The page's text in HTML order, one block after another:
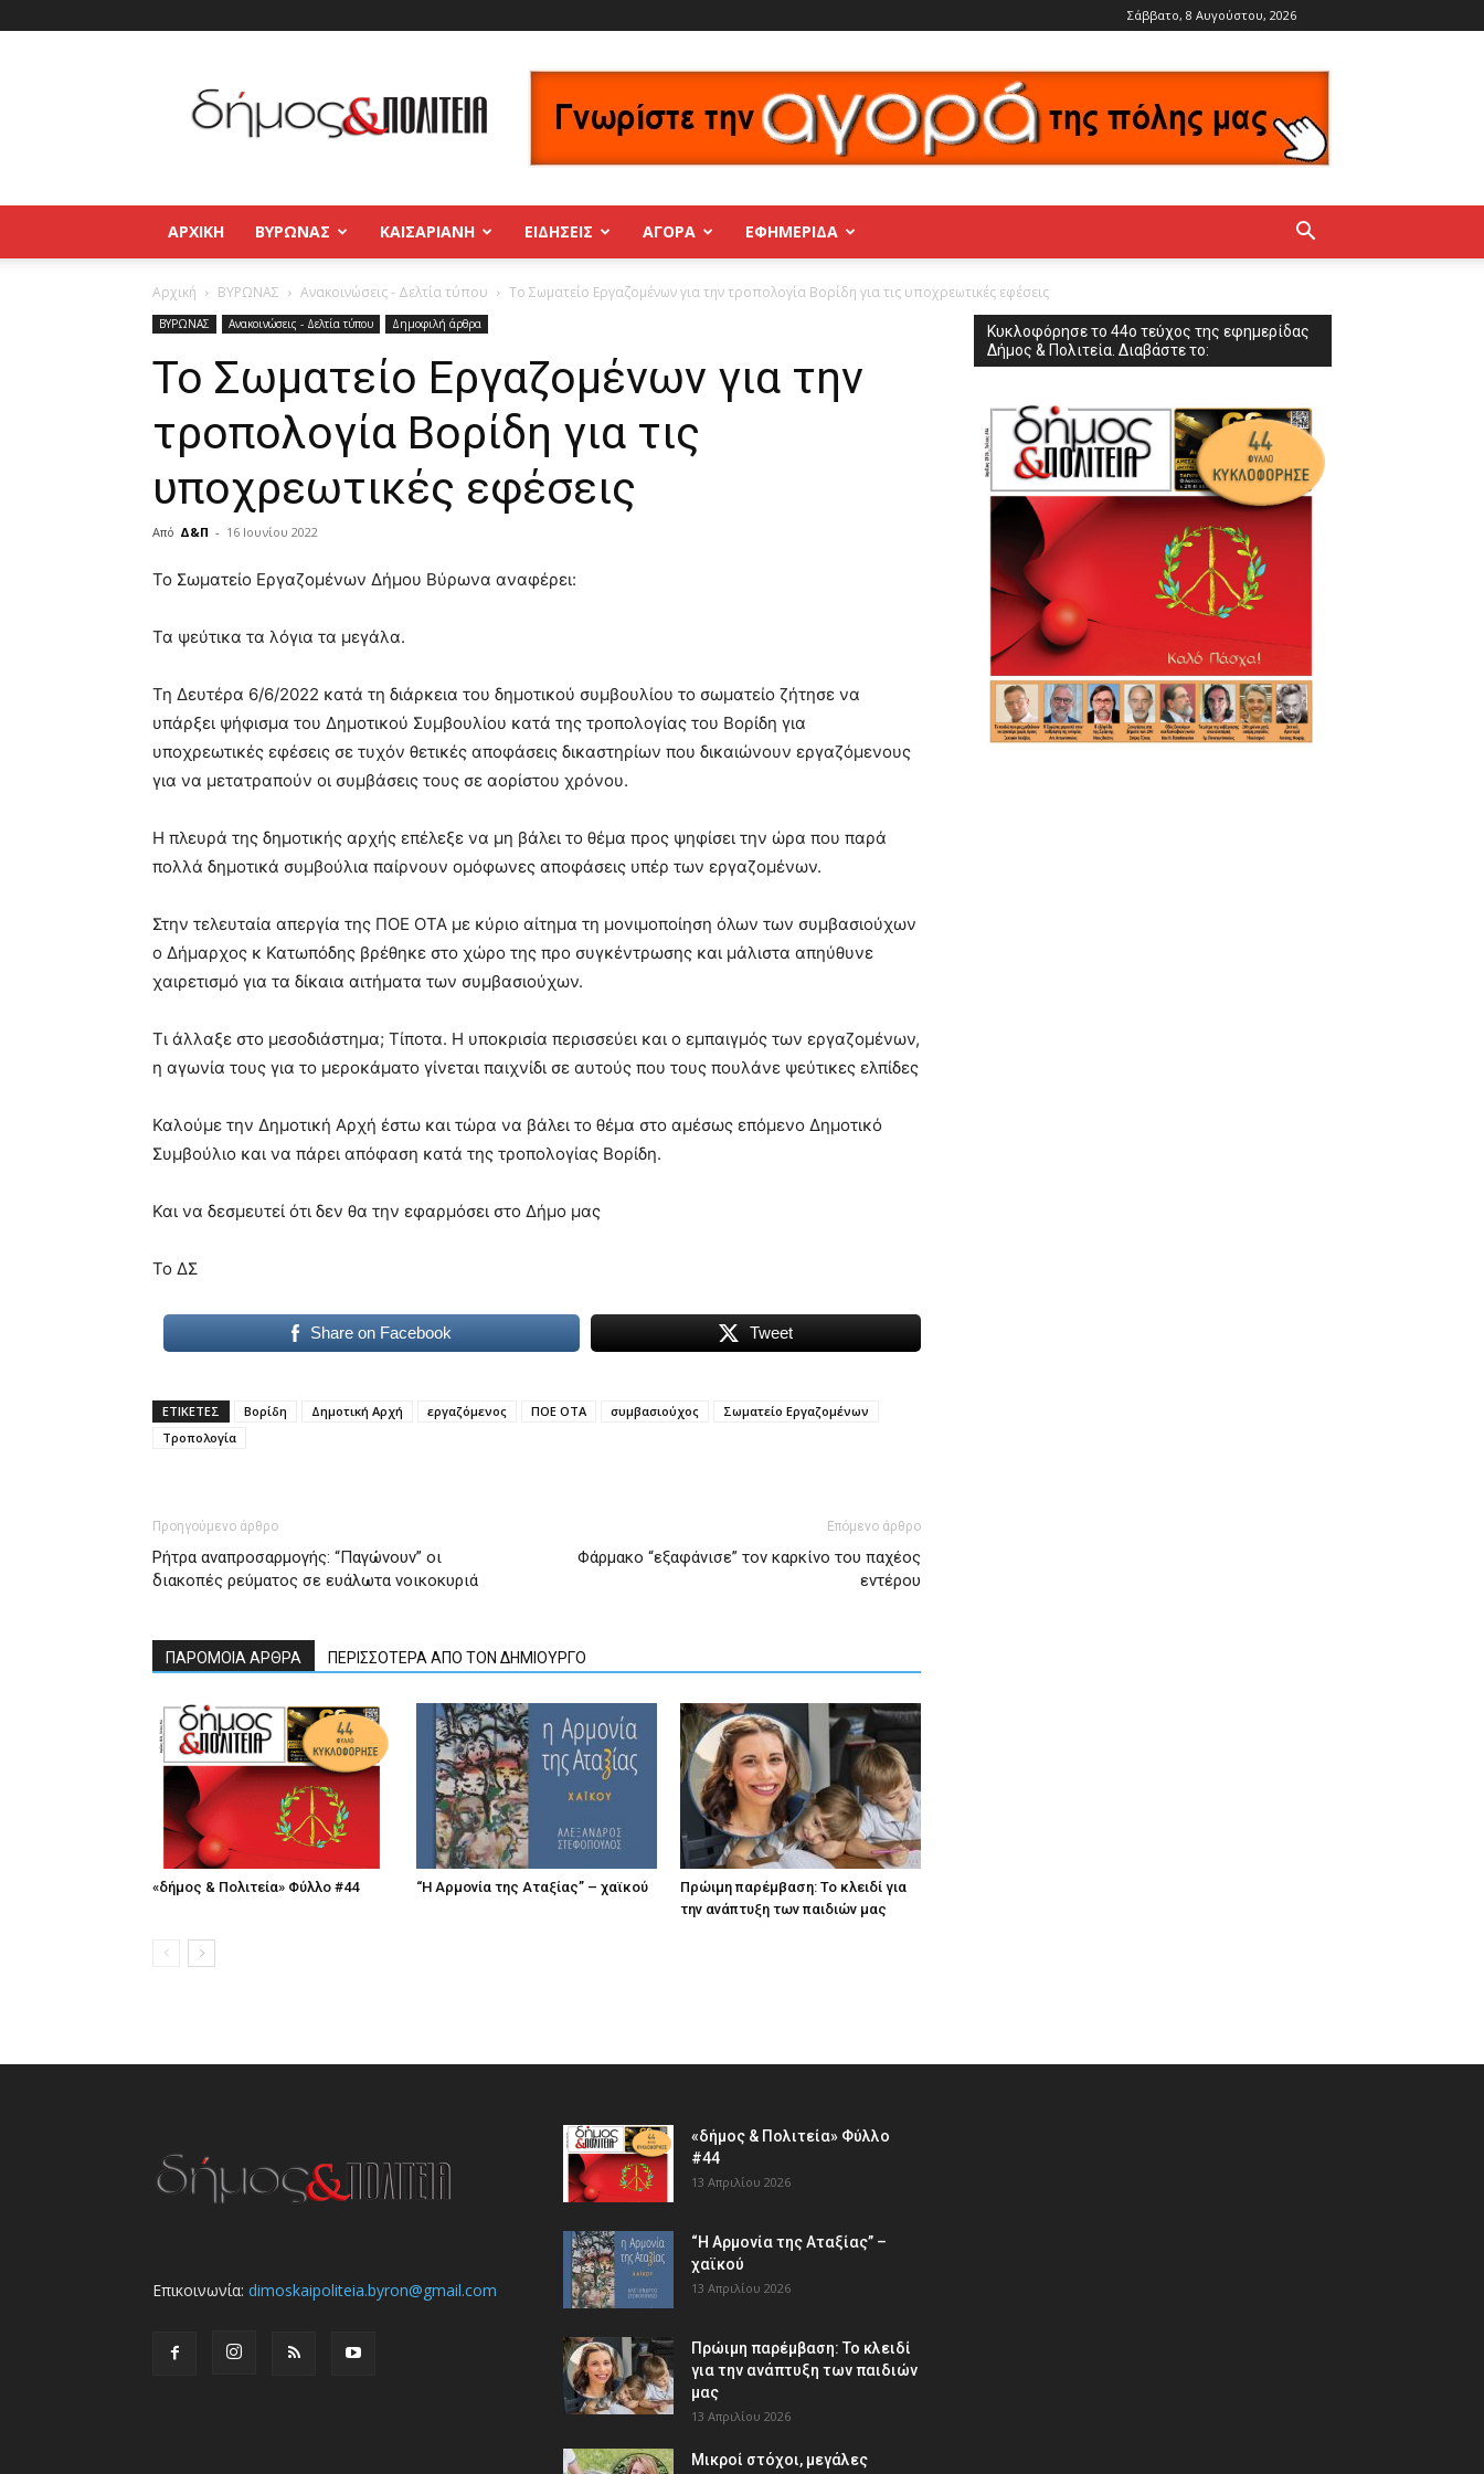
Σάββατο, 8 Αυγούστου, 2026
και
Πολιτεία
Βύρωνας
–
Παγκράτι
ΑΡΧΙΚΉ ΒΥΡΩΝΑΣ ΚΑΙΣΑΡΙΑΝΗ ΕΙΔΗΣΕΙΣ ΑΓΟΡΑ ΕΦΗΜΕΡΊΔΑ
Αρχική ΒΥΡΩΝΑΣ Ανακοινώσεις - Δελτία τύπου Το Σωματείο Εργαζομένων για την τροπολογία Βορίδη για τις υποχρεωτικές εφέσεις
ΒΥΡΩΝΑΣ Ανακοινώσεις - Δελτία τύπου Δημοφιλή άρθρα
Το Σωματείο Εργαζομένων για την
τροπολογία Βορίδη για τις
υποχρεωτικές εφέσεις
Από Δ&Π - 16 Ιουνίου 2022
blonde
lesbians
hot
show.desi
brandi
lyons
teaches
meaning
of
pornhun
porn
Το Σωματείο Εργαζομένων Δήμου Βύρωνα αναφέρει:
Τα ψεύτικα τα λόγια τα μεγάλα.
Τη Δευτέρα 6/6/2022 κατά τη διάρκεια του δημοτικού συμβουλίου το σωματείο ζήτησε να
υπάρξει ψήφισμα του Δημοτικού Συμβουλίου κατά της τροπολογίας του Βορίδη για
υποχρεωτικές εφέσεις σε τυχόν θετικές αποφάσεις δικαστηρίων που δικαιώνουν εργαζόμενους
για να μετατραπούν οι συμβάσεις τους σε αορίστου χρόνου.
Η πλευρά της δημοτικής αρχής επέλεξε να μη βάλει το θέμα προς ψηφίσει την ώρα που παρά
πολλά δημοτικά συμβούλια παίρνουν ομόφωνες αποφάσεις υπέρ των εργαζομένων.
Στην τελευταία απεργία της ΠΟΕ ΟΤΑ με κύριο αίτημα τη μονιμοποίηση όλων των συμβασιούχων
ο Δήμαρχος κ Κατωπόδης βρέθηκε στο χώρο της προ συγκέντρωσης και μάλιστα απηύθυνε
χαιρετισμό για τα δίκαια αιτήματα των συμβασιούχων.
Τι άλλαξε στο μεσοδιάστημα; Τίποτα. Η υποκρισία περισσεύει και ο εμπαιγμός των εργαζομένων,
η αγωνία τους για το μεροκάματο γίνεται παιχνίδι σε αυτούς που τους πουλάνε ψεύτικες ελπίδες
Καλούμε την Δημοτική Αρχή έστω και τώρα να βάλει το θέμα στο αμέσως επόμενο Δημοτικό
Συμβούλιο και να πάρει απόφαση κατά της τροπολογίας Βορίδη.
Και να δεσμευτεί ότι δεν θα την εφαρμόσει στο Δήμο μας
Το ΔΣ
Share on Facebook Tweet
ΕΤΙΚΕΤΕΣ Βορίδη Δημοτική Αρχή εργαζόμενος ΠΟΕ ΟΤΑ συμβασιούχος
Σωματείο Εργαζομένων
Τροπολογία
Προηγούμενο άρθρο
Ρήτρα αναπροσαρμογής: “Παγώνουν” οι
διακοπές ρεύματος σε ευάλωτα νοικοκυριά
Επόμενο άρθρο
Φάρμακο “εξαφάνισε” τον καρκίνο του παχέος
εντέρου
ΠΑΡΟΜΟΙΑ ΑΡΘΡΑ ΠΕΡΙΣΣΟΤΕΡΑ ΑΠΟ ΤΟΝ ΔΗΜΙΟΥΡΓΟ
«δήμος & Πολιτεία» Φύλλο #44 “Η Αρμονία της Αταξίας” – χαϊκού
Πρώιμη παρέμβαση: Το κλειδί για
την ανάπτυξη των παιδιών µας
Κυκλοφόρησε το 44ο τεύχος της εφημερίδας
Δήμος & Πολιτεία. Διαβάστε το:
Επικοινωνία: dimoskaipoliteia.byron@gmail.com
«δήμος & Πολιτεία» Φύλλο
#44
13 Απριλίου 2026
“Η Αρμονία της Αταξίας” –
χαϊκού
13 Απριλίου 2026
Πρώιμη παρέμβαση: Το κλειδί
για την ανάπτυξη των παιδιών
µας
13 Απριλίου 2026
Μικροί στόχοι, μεγάλες